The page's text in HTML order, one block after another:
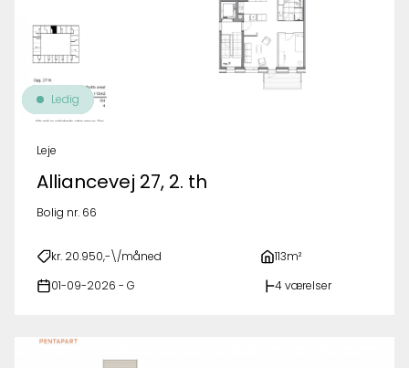
Ledig
Leje
Alliancevej 27, 2. th
Bolig nr. 66
kr. 20.950,-\/måned 113m²
01-09-2026 - G 4 værelser